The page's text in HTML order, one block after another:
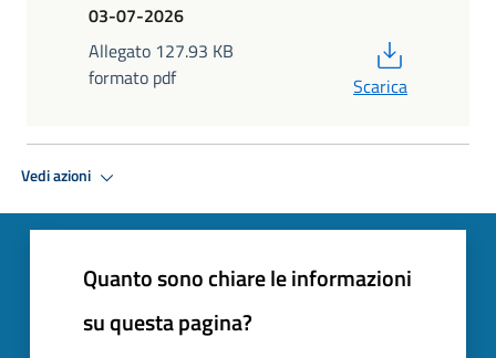
03-07-2026
Allegato 127.93 KB
formato pdf
Scarica
Vedi azioni
Quanto sono chiare le informazioni
su questa pagina?